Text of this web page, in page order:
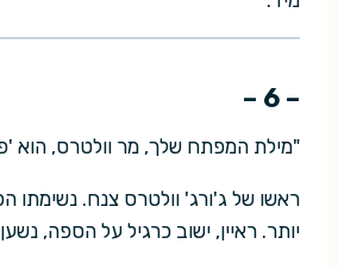
– 6 –
"מילת המפתח שלך, מר וולטרס, הוא
ראשו של ג'ורג' וולטרס צנח. נשימתו
יותר. ראיין, ישוב כרגיל על הספה,